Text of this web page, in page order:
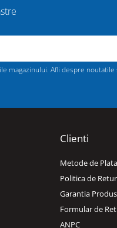
magazinului. Afli despre
Clienti
Metode de Plata
Politica de Retur
Garantia
Formular de
ANPC